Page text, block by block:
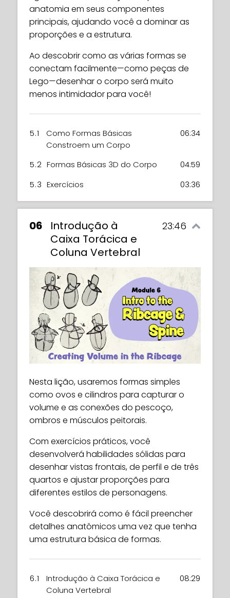
anatomia em seus componentes
principais, ajudando você a dominar as
proporções e a estrutura.
Ao descobrir como as várias formas se
conectam facilmente—como peças de
Lego—desenhar o corpo será muito
menos intimidador para você!
5.1
Como Formas Básicas
Constroem um Corpo
06:34
5.2 Formas Básicas 3D do Corpo
04:59
5.3 Exercícios 03:36
06
Introdução à
Caixa Torácica e
Coluna Vertebral
23:46
Nesta lição, usaremos formas simples
como ovos e cilindros para capturar o
volume e as conexões do pescoço,
ombros e músculos peitorais.
Com exercícios práticos, você
desenvolverá habilidades sólidas para
desenhar vistas frontais, de perfil e de três
quartos e ajustar proporções para
diferentes estilos de personagens.
Você descobrirá como é fácil preencher
detalhes anatômicos uma vez que tenha
uma estrutura básica de formas.
6.1
Introdução à Caixa Torácica e
Coluna Vertebral
08:29